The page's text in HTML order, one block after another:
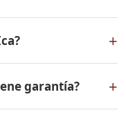
para conocer
y facilidades
inicial.
+
contra entrega.
garantía? +